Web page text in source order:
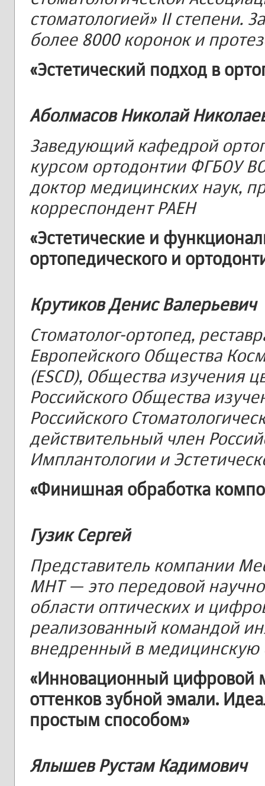
стоматологией» II степени.
более 8000 коронок и
«Эстетический подход в
Аболмасов Николай
Заведующий кафедрой
курсом ортодонтии ФГБОУ
доктор медицинских наук,
корреспондент РАЕН
«Эстетические и
ортопедического и
Крутиков Денис Валерьевич
Стоматолог-ортопед,
Европейского Общества
(ESCD), Общества изучения
Российского Общества
Российского
действительный член
Имплантологии и
«Финишная обработка
Гузик Сергей
Представитель компании
MHT — это передовой
области оптических и
реализованный командой
внедренный в
«Инновационный цифровой
оттенков зубной эмали.
простым способом»
Ялышев Рустам Кадимович